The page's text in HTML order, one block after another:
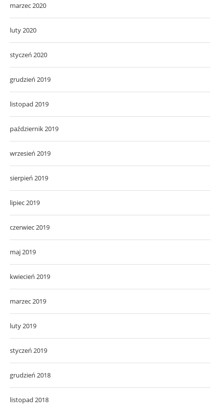
marzec 2020
luty 2020
styczeń 2020
grudzień 2019
listopad 2019
październik 2019
wrzesień 2019
sierpień 2019
lipiec 2019
czerwiec 2019
maj 2019
kwiecień 2019
marzec 2019
luty 2019
styczeń 2019
grudzień 2018
listopad 2018